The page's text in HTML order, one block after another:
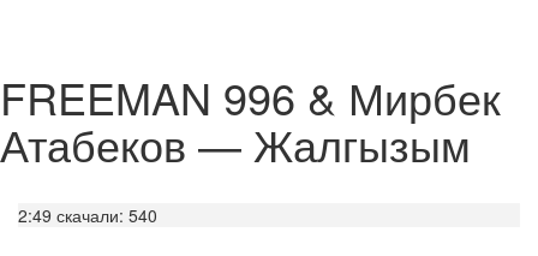
FREEMAN 996 & Мирбек
Атабеков — Жалгызым
2:49 скачали: 540